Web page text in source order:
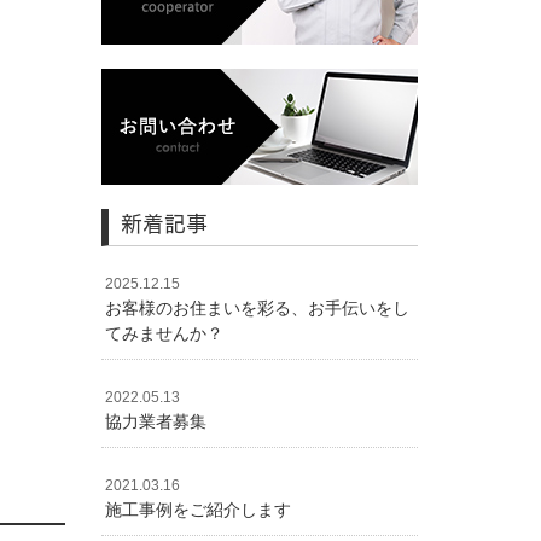
新着記事
2025.12.15
お客様のお住まいを彩る、お手伝いをし
てみませんか？
2022.05.13
協力業者募集
2021.03.16
施工事例をご紹介します